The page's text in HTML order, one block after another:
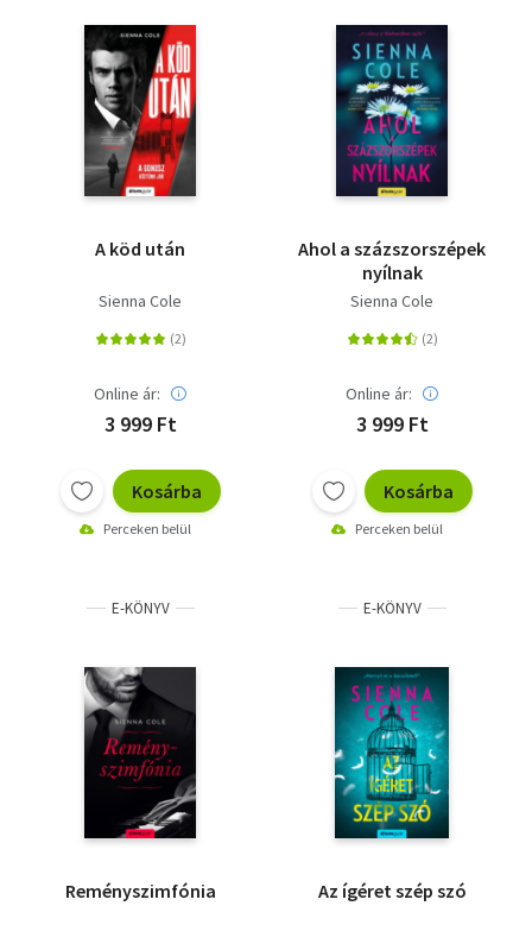
A köd után
Sienna Cole
Online ár:
3 999 Ft
Kosárba
Perceken belül
Ahol a százszorszépek
nyílnak
Sienna Cole
Online ár:
3 999 Ft
Kosárba
Perceken belül
E-KÖNYV
Reményszimfónia
E-KÖNYV
Az ígéret szép szó